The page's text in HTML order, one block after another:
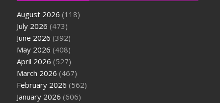
August 2026 (118)
July 2026 (473)
June 2026 (392)
May 2026 (408)
April 2026 (527)
March 2026 (467)
February 2026 (562)
January 2026 (606)